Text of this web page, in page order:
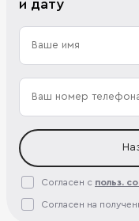
и дату
Согласен с польз.
Согласен на